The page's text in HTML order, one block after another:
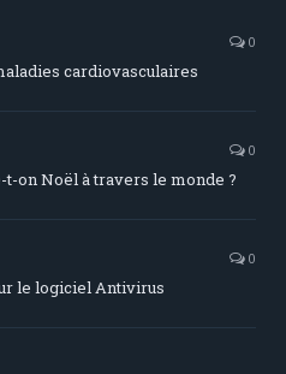
0
cardiovasculaires
0
on Noël à travers le monde ?
0
le logiciel Antivirus